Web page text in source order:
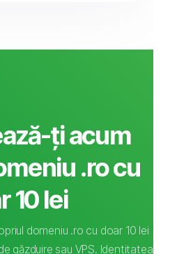
ți acum
.ro cu
10 lei
domeniu .ro cu doar 10 lei
găzduire sau VPS. Identitatea